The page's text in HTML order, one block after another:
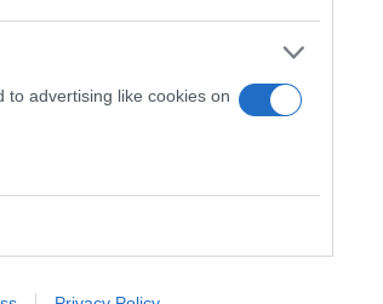
to advertising like cookies on